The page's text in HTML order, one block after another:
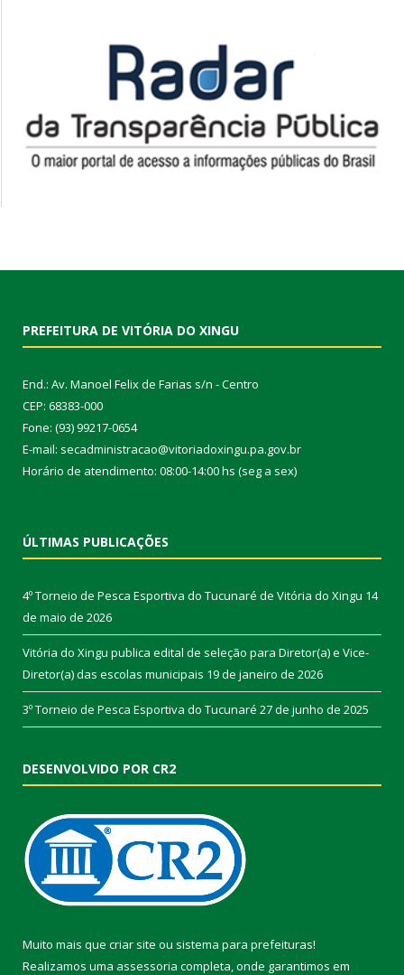
PREFEITURA DE VITÓRIA DO XINGU
End.: Av. Manoel Felix de Farias s/n - Centro
CEP: 68383-000
Fone: (93) 99217-0654
E-mail: secadministracao@vitoriadoxingu.pa.gov.br
Horário de atendimento: 08:00-14:00 hs (seg a sex)
ÚLTIMAS PUBLICAÇÕES
4º Torneio de Pesca Esportiva do Tucunaré de Vitória do Xingu 14
de maio de 2026
Vitória do Xingu publica edital de seleção para Diretor(a) e Vice-
Diretor(a) das escolas municipais 19 de janeiro de 2026
3º Torneio de Pesca Esportiva do Tucunaré 27 de junho de 2025
DESENVOLVIDO POR CR2
Muito mais que criar site ou sistema para prefeituras!
Realizamos uma assessoria completa, onde garantimos em